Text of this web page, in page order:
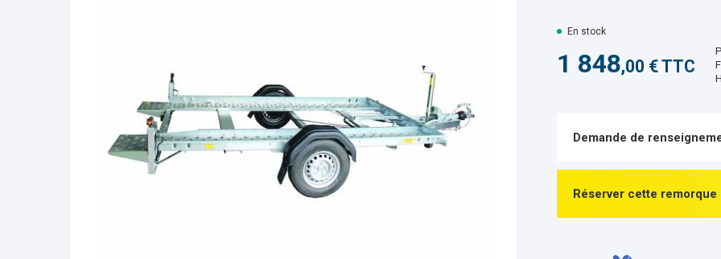
1 848,00 € TTC
En stock
Demande de
Réserver cette remorque